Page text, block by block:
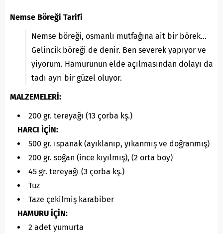
Nemse Böreği Tarifi
Nemse böreği, osmanlı mutfağına ait bir börek…
Gelincik böreği de denir. Ben severek yapıyor ve
yiyorum. Hamurunun elde açılmasından dolayı da
tadı ayrı bir güzel oluyor.
MALZEMELERİ:
200 gr. tereyağı (13 çorba kş.)
HARCI İÇİN:
500 gr. ıspanak (ayıklanıp, yıkanmış ve doğranmış)
200 gr. soğan (ince kıyılmış), (2 orta boy)
45 gr. tereyağı (3 çorba kş.)
Tuz
Taze çekilmiş karabiber
HAMURU İÇİN:
2 adet yumurta